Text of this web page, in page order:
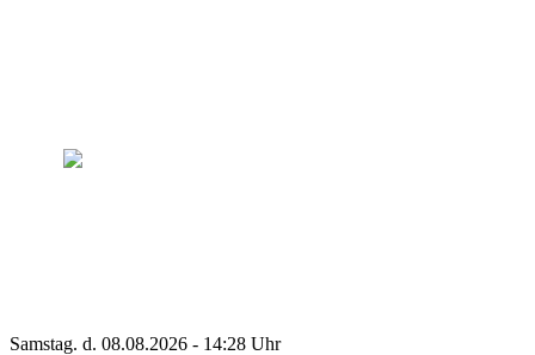
Samstag. d. 08.08.2026 - 14:28 Uhr